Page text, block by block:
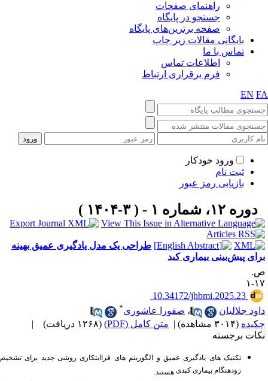
راهنمای صفحات
جستجو در پایگاه
صفحه برترین‌های پایگاه
بایگانی مقالات زیر چاپ
تماس با ما
اطلاعات تماس
فرم برقراری ارتباط
EN
ورود خودکار
ثبت نام
بازیابی رمز عبور
دوره ۱۲، شماره ۱ - ( ۳-۱۴۰۴ )
طراحی یک مدل یادگیری عمیق بهینه
پیش‌بینی بیماری کبد
۱
‎ 10.34172/jhbmi.2025.23
جلالیان
،صفورا عاشوری*
(۳۰۱۴ مشاهده) | متن کامل (PDF) (۱۲۶۸ دریافت)
|
برجسته
تکنیک های یادگیری عمیق و الگوریتم های فراابتکاری روشی جدید برای تشخیص
زودهنگام بیماری کبدیهستند.